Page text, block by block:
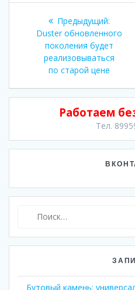
Навигация
записям
Предыдущий:
запись:
Duster обновленного
поколения будет
реализовываться
по старой цене
Работаем
Тел.
Бутовый камень: